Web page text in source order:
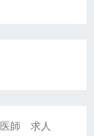
医師 求人